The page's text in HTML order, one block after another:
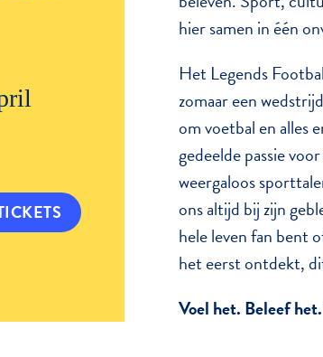
hier samen in één
Het Legends
zomaar een
om voetbal en alles
gedeelde passie
weergaloos
ons altijd bij zijn
hele leven fan bent
het eerst ontdekt,
Voel het. Beleef